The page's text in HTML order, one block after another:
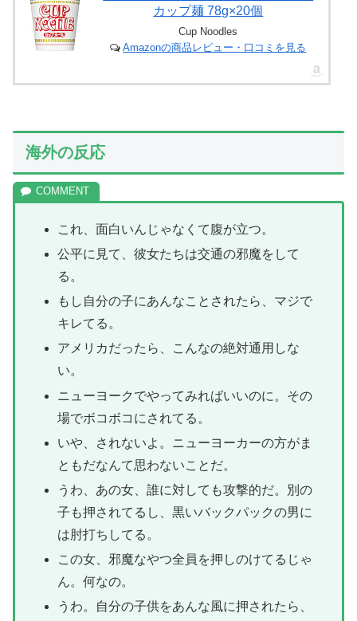
カップ麺 78g×20個
Cup Noodles
Amazonの商品レビュー・口コミを見る
海外の反応
これ、面白いんじゃなくて腹が立つ。
公平に見て、彼女たちは交通の邪魔をして
る。
もし自分の子にあんなことされたら、マジで
キレてる。
アメリカだったら、こんなの絶対通用しな
い。
ニューヨークでやってみればいいのに。その
場でボコボコにされてる。
いや、されないよ。ニューヨーカーの方がま
ともだなんて思わないことだ。
うわ、あの女、誰に対しても攻撃的だ。別の
子も押されてるし、黒いバックパックの男に
は肘打ちしてる。
この女、邪魔なやつ全員を押しのけてるじゃ
ん。何なの。
うわ。自分の子供をあんな風に押されたら、